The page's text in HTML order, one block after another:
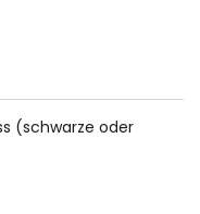
(schwarze oder